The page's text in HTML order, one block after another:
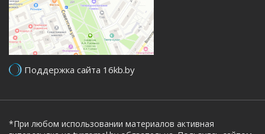
Поддержка сайта 16kb.by
*При любом использовании материалов активная